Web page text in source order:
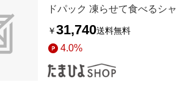
ドパック 凍らせて食べるシ
￥31,740送料無料
4.0%